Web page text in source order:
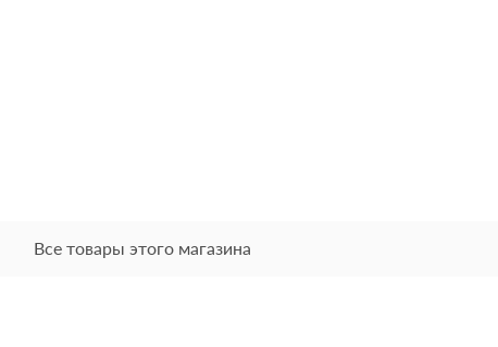
Все товары этого магазина